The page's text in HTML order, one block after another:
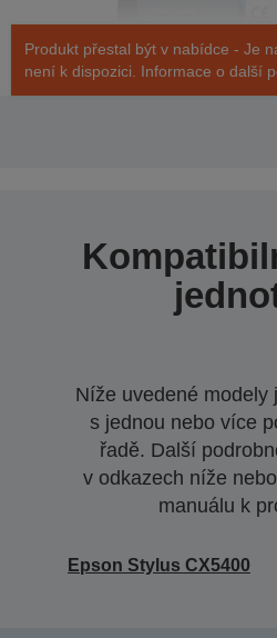
Produkt přestal být v nabídce - Je
není k dispozici. Informace o další
Níže uvedené modely
s jednou nebo více
řadě. Další
v odkazech níže
manuálu k
Epson Stylus CX5400